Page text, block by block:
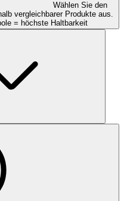
Wählen Sie den
vergleichbarer Produkte aus.
= höchste Haltbarkeit